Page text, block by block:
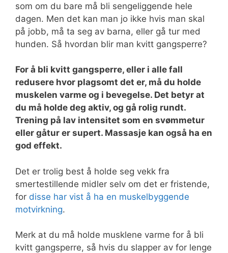
som om du bare må bli sengeliggende hele
dagen. Men det kan man jo ikke hvis man skal
på jobb, må ta seg av barna, eller gå tur med
hunden. Så hvordan blir man kvitt gangsperre?
For å bli kvitt gangsperre, eller i alle fall
redusere hvor plagsomt det er, må du holde
muskelen varme og i bevegelse. Det betyr at
du må holde deg aktiv, og gå rolig rundt.
Trening på lav intensitet som en svømmetur
eller gåtur er supert. Massasje kan også ha en
god effekt.
Det er trolig best å holde seg vekk fra
smertestillende midler selv om det er fristende,
for disse har vist å ha en muskelbyggende
motvirkning.
Merk at du må holde musklene varme for å bli
kvitt gangsperre, så hvis du slapper av for lenge